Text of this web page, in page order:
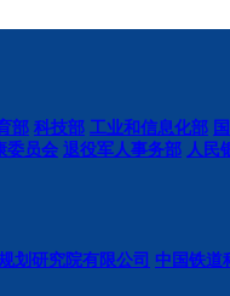
部 科技部 工业和信息化部
委员会 退役军人事务部 人民
划研究院有限公司 中国铁道